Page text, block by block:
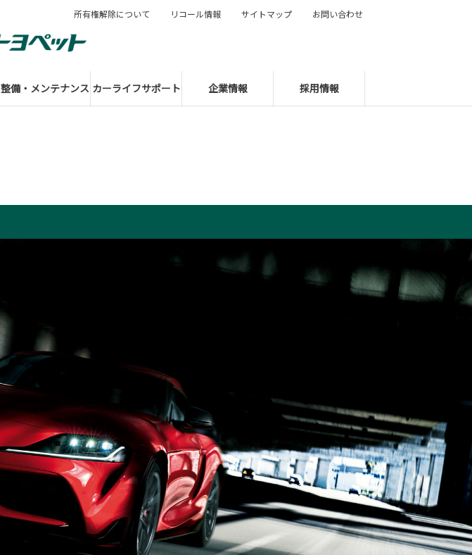
整備・メンテナンス カーライフサポート 企業情報 採用情報
所有権解除について リコール情報 サイトマップ お問い合わせ